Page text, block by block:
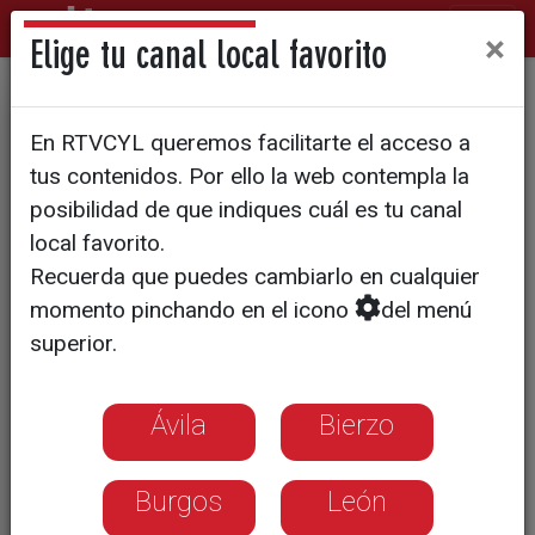
Román Piña y Ramiro Gairin
se imponen en unos premios
Ciudad de Salamanca de
récord
Elige tu canal local favorito ×
En RTVCYL queremos facilitarte el acceso a
tus contenidos. Por ello la web contempla la
posibilidad de que indiques cuál es tu canal
local favorito.
Recuerda que puedes cambiarlo en cualquier
momento pinchando en el icono
del menú
superior.
Ávila Bierzo
Burgos León